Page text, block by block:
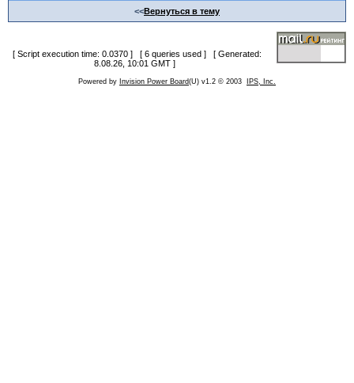
<<Вернуться в тему
[ Script execution time: 0.0370 ] [ 6 queries used ] [ Generated:
8.08.26, 10:01 GMT ]
Powered by Invision Power Board(U) v1.2 © 2003 IPS, Inc.